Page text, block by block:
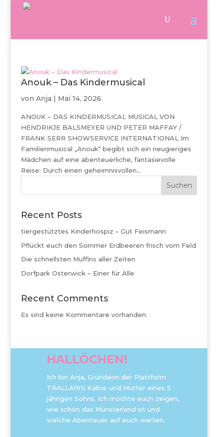
Anouk – Das Kindermusical
von Anja | Mai 14, 2026
ANOUK – DAS KINDERMUSICAL MUSICAL VON
HENDRIKJE BALSMEYER UND PETER MAFFAY /
FRANK SERR SHOWSERVICE INTERNATIONAL Im
Familienmusical „Anouk“ begibt sich ein neugieriges
Mädchen auf eine abenteuerliche, fantasievolle
Reise: Durch einen geheimnisvollen...
Suchen
Recent Posts
tiergestütztes Kinderhospiz – Gut Feismann
Pflückt euch den Sommer Erdbeeren frisch vom Feld
Die schnellsten Muffins aller Zeiten
Dorfpark Osterwick – Einer für Alle
Recent Comments
Es sind keine Kommentare vorhanden.
HALLÖCHEN!
Ich bin Anja, Gründerin der Plattform
TRALLAfitti Kaline und Mutter eines 5
jährigen Sohns. Ich möchte euch zeigen,
wie schön das Münsterland ist und
welche Abenteuer auf euch warten.